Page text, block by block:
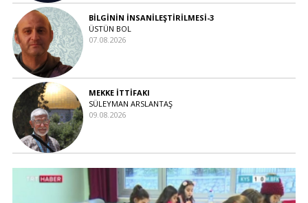
BİLGİNİN İNSANİLEŞTİRİLMESİ-3
ÜSTÜN BOL
07.08.2026
MEKKE İTTİFAKI
SÜLEYMAN ARSLANTAŞ
09.08.2026